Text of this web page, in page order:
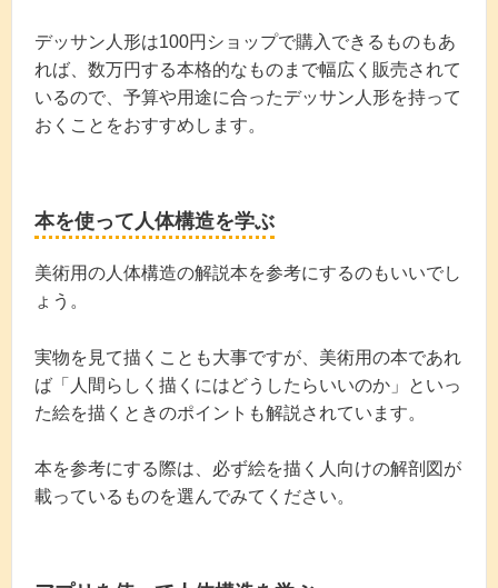
デッサン人形は100円ショップで購入できるものもあ
れば、数万円する本格的なものまで幅広く販売されて
いるので、予算や用途に合ったデッサン人形を持って
おくことをおすすめします。
本を使って人体構造を学ぶ
美術用の人体構造の解説本を参考にするのもいいでし
ょう。
実物を見て描くことも大事ですが、美術用の本であれ
ば「人間らしく描くにはどうしたらいいのか」といっ
た絵を描くときのポイントも解説されています。
本を参考にする際は、必ず絵を描く人向けの解剖図が
載っているものを選んでみてください。